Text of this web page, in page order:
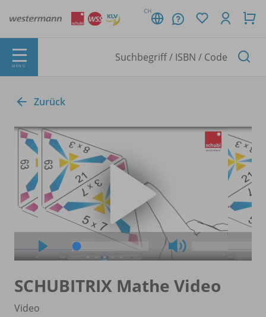
CH
MENÜ
Zurück
SCHUBITRIX Mathe Video
Video